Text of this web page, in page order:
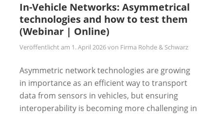
In-Vehicle Networks: Asymmetrical
technologies and how to test them
(Webinar | Online)
Veröffentlicht am 1. April 2026von Firma Rohde & Schwarz
Asymmetric network technologies are growing
in importance as an efficient way to transport
data from sensors in vehicles, but ensuring
interoperability is becoming more challenging in